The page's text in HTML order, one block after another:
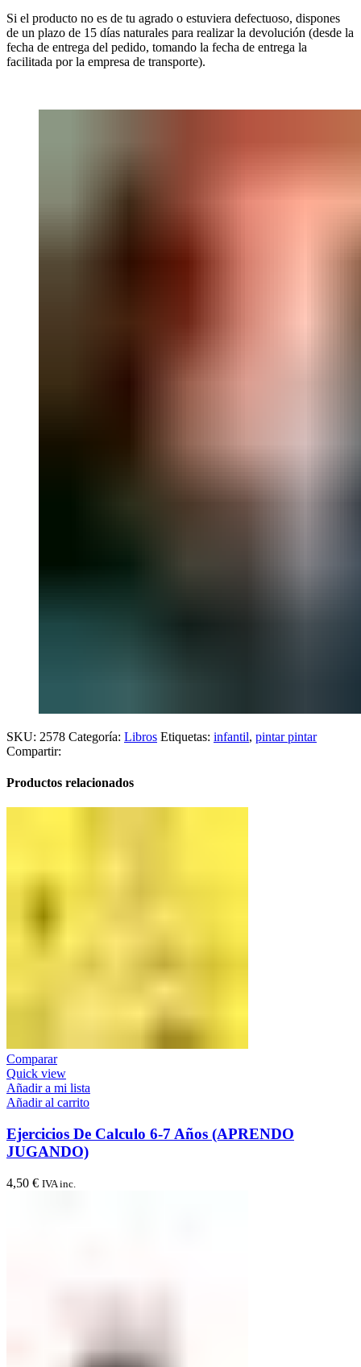
Si el producto no es de tu agrado o estuviera defectuoso, dispones
de un plazo de 15 días naturales para realizar la devolución (desde la
fecha de entrega del pedido, tomando la fecha de entrega la
facilitada por la empresa de transporte).
SKU: 2578 Categoría: Libros Etiquetas: infantil, pintar pintar
Compartir:
Productos relacionados
Comparar
Quick view
Añadir a mi lista
Añadir al carrito
Ejercicios De Calculo 6-7 Años (APRENDO
JUGANDO)
4,50 € IVA inc.